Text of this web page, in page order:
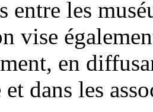
entre les
vise
en
dans les